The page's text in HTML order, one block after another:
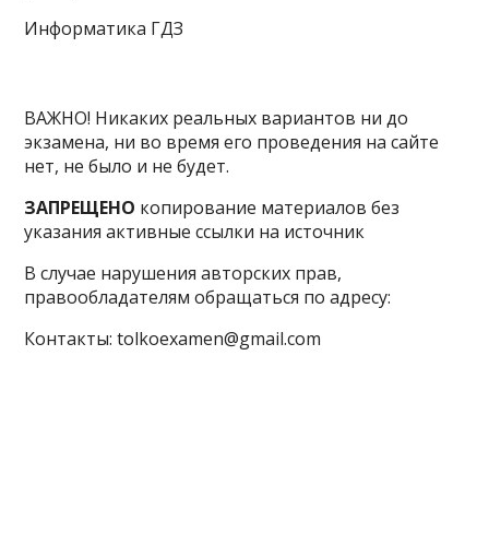
Информатика ГДЗ
ВАЖНО! Никаких реальных вариантов ни до
экзамена, ни во время его проведения на сайте
нет, не было и не будет.
ЗАПРЕЩЕНО копирование материалов без
указания активные ссылки на источник
В случае нарушения авторских прав,
правообладателям обращаться по адресу:
Контакты: tolkoexamen@gmail.com